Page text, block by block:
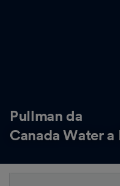
Pullman da
Canada Water a